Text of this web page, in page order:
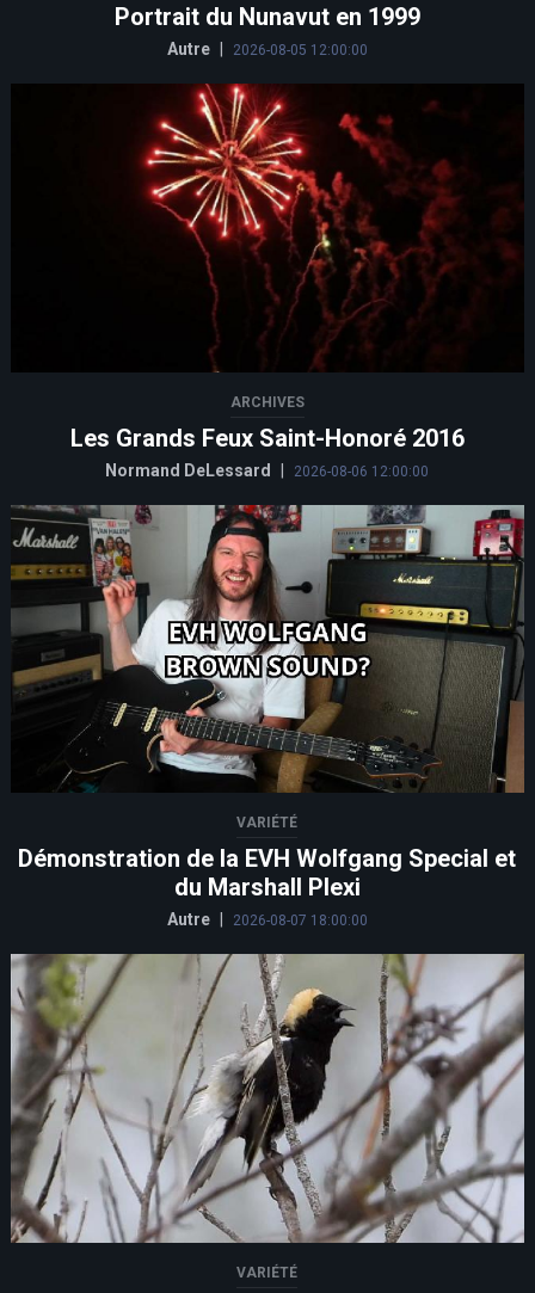
Portrait du Nunavut en 1999
Autre 2026-08-05 12:00:00
ARCHIVES
Les Grands Feux Saint-Honoré 2016
Normand DeLessard | 2026-08-06 12:00:00
VARIÉTÉ
Démonstration de la EVH Wolfgang Special et
du Marshall Plexi
Autre 2026-08-07 18:00:00
VARIÉTÉ